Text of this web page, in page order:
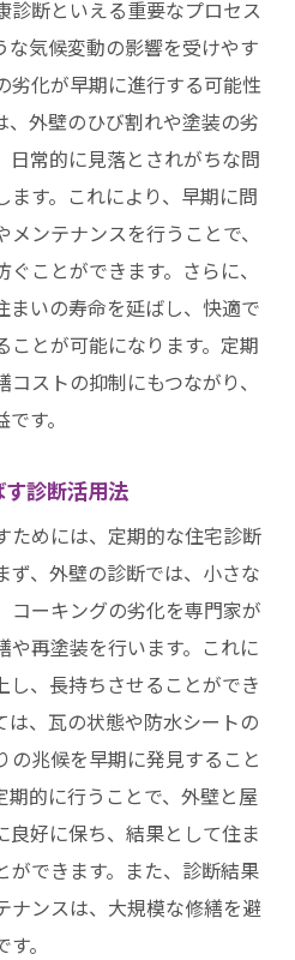
診断といえる重要なプロセス
な気候変動の影響を受けやす
劣化が早期に進行する可能性
外壁のひび割れや塗装の劣
日常的に見落とされがちな問
す。これにより、早期に問
ンテナンスを行うことで、
ことができます。さらに、
まいの寿命を延ばし、快適で
ことが可能になります。定期
ストの抑制にもつながり、
す。
診断活用法
ためには、定期的な住宅診断
ず、外壁の診断では、小さな
コーキングの劣化を専門家が
再塗装を行います。これに
し、長持ちさせることができ
は、瓦の状態や防水シートの
兆候を早期に発見すること
的に行うことで、外壁と屋
好に保ち、結果として住ま
ができます。また、診断結果
ナンスは、大規模な修繕を避
。